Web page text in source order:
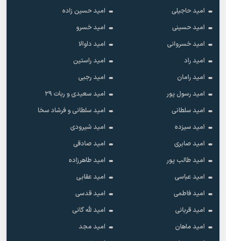
امید حاجیلی
امید حسین زاده
امید حسینی
امید خسرو
امید خسروانی
امید داوالا
امید راد
امید راستین
امید رامان
امید رجبی
امید رسول پور
امید سعیدی و ربات ۲۹
امید سلطانی
امید سلطانی و فرشاد سخا
امید سیزده
امید شیرودی
امید صابری
امید صادقی
امید طالب پور
امید طاهرزاده
امید عباسی
امید عقابی
امید فاطمی
امید قدسی
امید قربانی
امید لله گانی
امید ماهان
امید مجد